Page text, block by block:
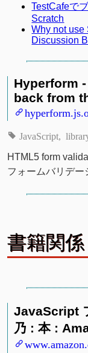
TestCafeで
Scratch
Why not use
Discussion
Hyperform
back from
JavaScript
HTML5 form
フォームバリデー
書籍関係
JavaScript
乃 : 本 :